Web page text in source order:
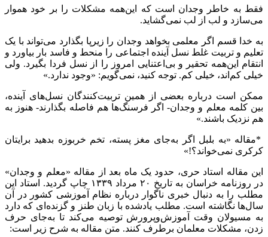
فقط به خاطر وجدان است که این‌همه مشکلات را بر خود هموار
می‌سازد و لب از لب نمی‌گشاید.
به خدا قسم اگر معلمی بخواهد وجدان را زیرپا بگذارد می‌تواند با یک
تعلیم و تربیت غلط نسل آینده اجتماعی را منحط و فاسد بار بیاورد و
انتقام این‌همه تحقیر و بی‌اعتنایی امروز را از نسل فردا بگیرد. ولی
خیلی کم‌اند، خیلی کم. توجه کنید، نمی‌گویم: «وجود ندارد.»
ممکن است درباره بعضی از همین تربیت‌کنندگان نسل‌های آینده،
بین کلمه معلم و وجدان- اگر فرسنگ‌ها هم فاصله بگذارند- هنوز به
هم نزدیک باشند.»
*مقاله «به بلبل اگر به‌جای مغز پسته، تخم خربوزه بدهید برایتان
کرکری نمی‌خواند؟!»
این مقاله استاد حری، حدود یک ماه بعد از مقاله «معلم و وجدان»
در روزنامه خراسان به تاریخ ۲۰ مرداد ۱۳۳۹ چاپ گردید. استاد این
مطلب را به دنبال خبری ناگوار درباره نظام آموزشی کشور در آن
سال‌ها نگاشته است. مطلب یادشده با زبان طنز و گزنده‌ای که دارد
به مسیولان وقت آموزش‌وپرورش توصیه می‌کند تا به‌جای حرف
زدن، مشکلات معلمان برطرف کنند. متن مقاله به شرح زیر است: